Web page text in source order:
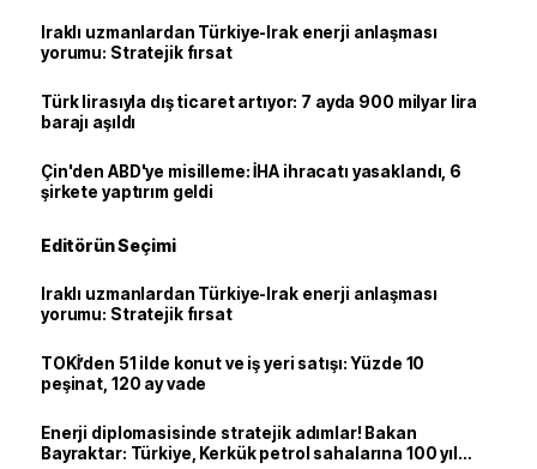
Iraklı uzmanlardan Türkiye-Irak enerji anlaşması
yorumu: Stratejik fırsat
Türk lirasıyla dış ticaret artıyor: 7 ayda 900 milyar lira
barajı aşıldı
Çin'den ABD'ye misilleme: İHA ihracatı yasaklandı, 6
şirkete yaptırım geldi
Editörün Seçimi
Iraklı uzmanlardan Türkiye-Irak enerji anlaşması
yorumu: Stratejik fırsat
TOKİ’den 51 ilde konut ve iş yeri satışı: Yüzde 10
peşinat, 120 ay vade
Enerji diplomasisinde stratejik adımlar! Bakan
Bayraktar: Türkiye, Kerkük petrol sahalarına 100 yıl